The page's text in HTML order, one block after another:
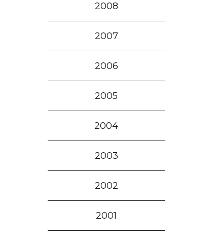
2008
2007
2006
2005
2004
2003
2002
2001